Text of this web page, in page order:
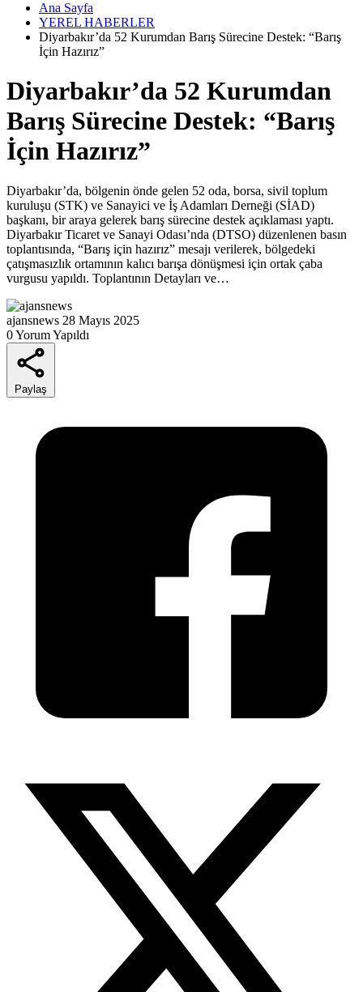
Ana Sayfa
YEREL HABERLER
Diyarbakır’da 52 Kurumdan Barış Sürecine Destek: “Barış
İçin Hazırız”
Diyarbakır’da 52 Kurumdan
Barış Sürecine Destek: “Barış
İçin Hazırız”
Diyarbakır’da, bölgenin önde gelen 52 oda, borsa, sivil toplum
kuruluşu (STK) ve Sanayici ve İş Adamları Derneği (SİAD)
başkanı, bir araya gelerek barış sürecine destek açıklaması yaptı.
Diyarbakır Ticaret ve Sanayi Odası’nda (DTSO) düzenlenen basın
toplantısında, “Barış için hazırız” mesajı verilerek, bölgedeki
çatışmasızlık ortamının kalıcı barışa dönüşmesi için ortak çaba
vurgusu yapıldı. Toplantının Detayları ve…
ajansnews 28 Mayıs 2025
0 Yorum Yapıldı
Paylaş